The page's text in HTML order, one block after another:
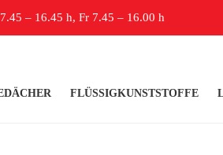
– 16.45 h, Fr 7.45 – 16.00 h
FLÜSSIGKUNSTSTOFFE